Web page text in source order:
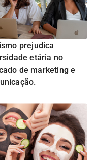
prejudica
etária no
de marketing e